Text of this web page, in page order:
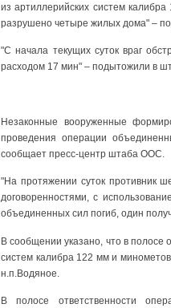
из артиллерийских систем
разрушено четыре жилых дома" –
"С начала текущих суток враг
расходом 17 мин" – подытожили в
Незаконные вооруженные
проведения операции
сообщает пресс-центр штаба ООС.
"На протяжении суток противник
договоренностями, с
объединенных сил погиб, один
В сообщении указано, что в полосе
систем калибра 122 мм и
н.п.Водяное.
В полосе ответственности